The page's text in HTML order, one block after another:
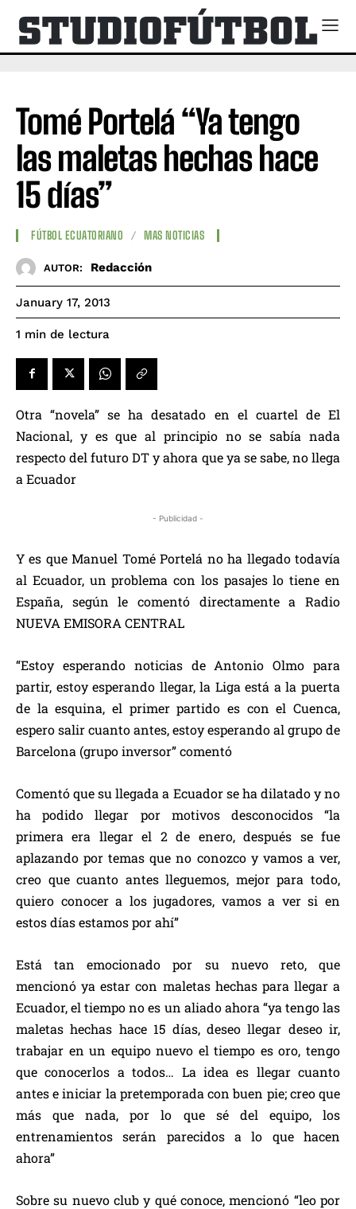
Tomé Portelá “Ya tengo
las maletas hechas hace
15 días”
FÚTBOL ECUATORIANO MAS NOTICIAS
AUTOR: Redacción
January 17, 2013
1 min de lectura
Otra “novela” se ha desatado en el cuartel de El
Nacional, y es que al principio no se sabía nada
respecto del futuro DT y ahora que ya se sabe, no llega
a Ecuador
- Publicidad -
Y es que Manuel Tomé Portelá no ha llegado todavía
al Ecuador, un problema con los pasajes lo tiene en
España, según le comentó directamente a Radio
NUEVA EMISORA CENTRAL
“Estoy esperando noticias de Antonio Olmo para
partir, estoy esperando llegar, la Liga está a la puerta
de la esquina, el primer partido es con el Cuenca,
espero salir cuanto antes, estoy esperando al grupo de
Barcelona (grupo inversor” comentó
Comentó que su llegada a Ecuador se ha dilatado y no
ha podido llegar por motivos desconocidos “la
primera era llegar el 2 de enero, después se fue
aplazando por temas que no conozco y vamos a ver,
creo que cuanto antes lleguemos, mejor para todo,
quiero conocer a los jugadores, vamos a ver si en
estos días estamos por ahí”
Está tan emocionado por su nuevo reto, que
mencionó ya estar con maletas hechas para llegar a
Ecuador, el tiempo no es un aliado ahora “ya tengo las
maletas hechas hace 15 días, deseo llegar deseo ir,
trabajar en un equipo nuevo el tiempo es oro, tengo
que conocerlos a todos… La idea es llegar cuanto
antes e iniciar la pretemporada con buen pie; creo que
más que nada, por lo que sé del equipo, los
entrenamientos serán parecidos a lo que hacen
ahora”
Sobre su nuevo club y qué conoce, mencionó “leo por